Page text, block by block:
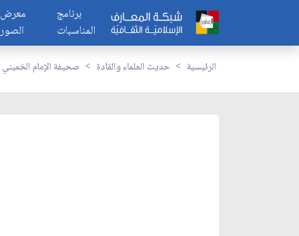
معرض
الصور
برنامج
المناسبات
الرئيسية حديث العلماء والقادة صحيفة الإمام الخميني